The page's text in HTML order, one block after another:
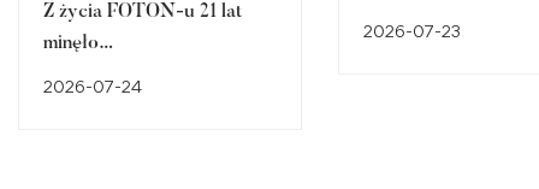
Z życia FOTON-u 21 lat
minęło…
2026-07-24
2026-07-23